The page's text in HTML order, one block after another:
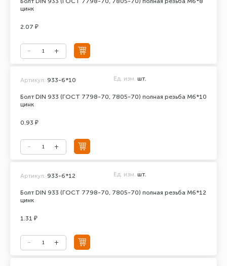
цинк
2.07 ₽
Болт DIN 933 (ГОСТ 7798-70, 7805-70) полная резьба М6*10
цинк
Артикул: 933-6*10 Ед. изм. шт.
0.93 ₽
Болт DIN 933 (ГОСТ 7798-70, 7805-70) полная резьба М6*12
цинк
Артикул: 933-6*12 Ед. изм. шт.
1.31 ₽